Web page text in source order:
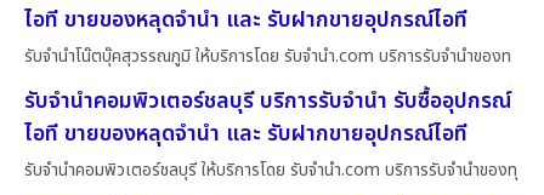
ไอที ขายของหลุดจำนำ และ รับฝากขายอุปกรณ์ไอที
รับจำนำโน๊ตบุ๊คสุวรรณภูมิ ให้บริการโดย รับจํานํา.com บริการรับจำนำของท
รับจำนำคอมพิวเตอร์ชลบุรี บริการรับจำนำ รับซื้ออุปกรณ์
ไอที ขายของหลุดจำนำ และ รับฝากขายอุปกรณ์ไอที
รับจำนำคอมพิวเตอร์ชลบุรี ให้บริการโดย รับจํานํา.com บริการรับจำนำของทุ